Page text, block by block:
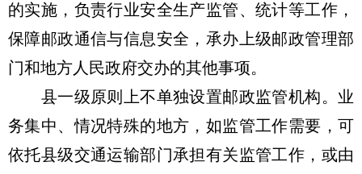
的实施，负责行业安全生产监管、统计等工作，
保障邮政通信与信息安全，承办上级邮政管理部
门和地方人民政府交办的其他事项。
县一级原则上不单独设置邮政监管机构。业
务集中、情况特殊的地方，如监管工作需要，可
依托县级交通运输部门承担有关监管工作，或由